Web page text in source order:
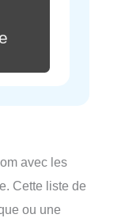
avec les
Cette liste de
ou une